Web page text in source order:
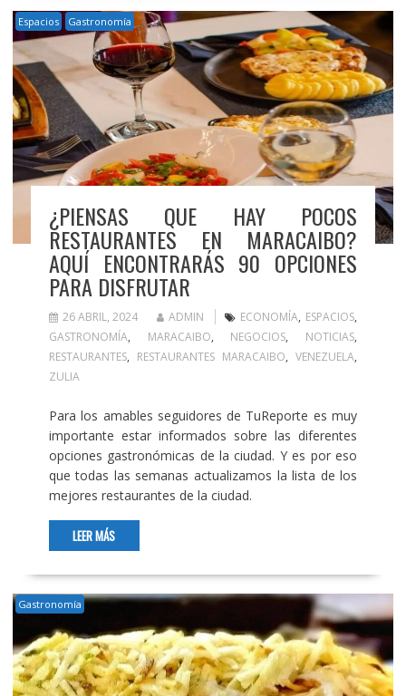
Espacios Gastronomía
¿PIENSAS QUE HAY POCOS
RESTAURANTES EN MARACAIBO?
AQUÍ ENCONTRARÁS 90 OPCIONES
PARA DISFRUTAR
26 ABRIL, 2024 ADMIN ECONOMÍA, ESPACIOS,
GASTRONOMÍA, MARACAIBO, NEGOCIOS, NOTICIAS,
RESTAURANTES, RESTAURANTES MARACAIBO,VENEZUELA,
ZULIA
Para los amables seguidores de TuReporte es muy
importante estar informados sobre las diferentes
opciones gastronómicas de la ciudad. Y es por eso
que todas las semanas actualizamos la lista de los
mejores restaurantes de la ciudad.
LEER MÁS
Gastronomía